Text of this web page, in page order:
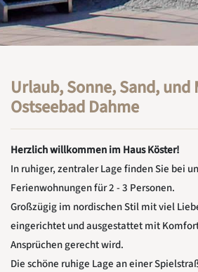
Urlaub, Sonne, Sand, und
Ostseebad Dahme
Herzlich willkommen im Haus Köster!
In ruhiger, zentraler Lage finden Sie bei
Ferienwohnungen für 2 - 3 Personen.
Großzügig im nordischen Stil mit viel
eingerichtet und ausgestattet mit
Ansprüchen gerecht wird.
Die schöne ruhige Lage an einer